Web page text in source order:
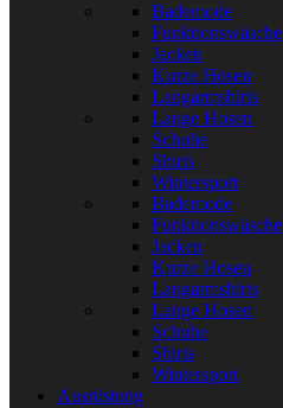
Bademode
Funktionswäsche
Jacken
Kurze Hosen
Langarmshirts
Lange Hosen
Schuhe
Shirts
Wintersport
Bademode
Funktionswäsche
Jacken
Kurze Hosen
Langarmshirts
Lange Hosen
Schuhe
Shirts
Wintersport
Ausrüstung